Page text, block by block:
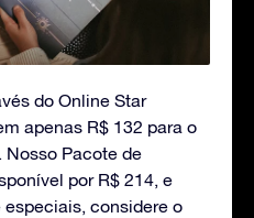
do Online Star
apenas R$ 132 para o
Nosso Pacote de
por R$ 214, e
considere o